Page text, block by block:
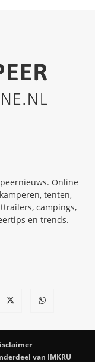
Online
tenten,
campings,
en trends.
van IMKRU